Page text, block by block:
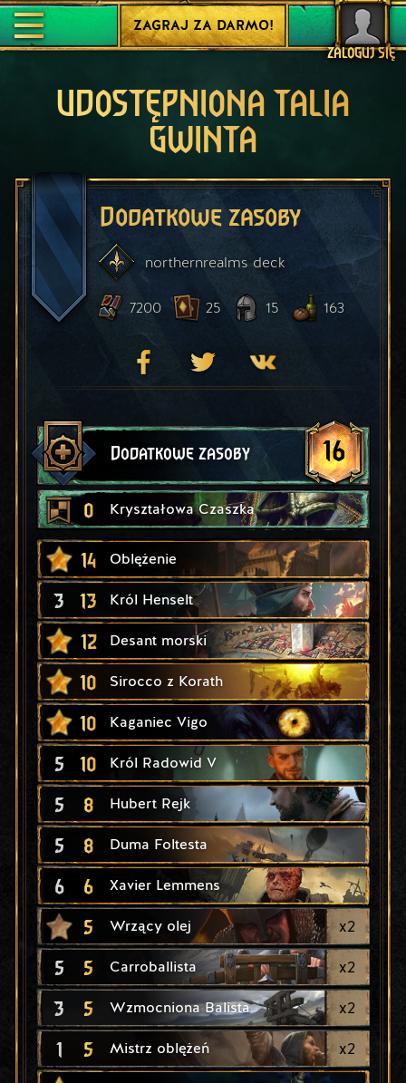
ZALOGUJ SIĘ
ZAGRAJ ZA DARMO!
UDOSTĘPNIONA TALIA
GWINTA
Dodatkowe zasoby
northernrealmsdeck
7200 25 15 163
Dodatkowe zasoby 16
0 Kryształowa Czaszka
14 Oblężenie
3 13 Król Henselt
12 Desant morski
10 Sirocco z Korath
10 Kaganiec Vigo
5 10 Król Radowid V
5 8 Hubert Rejk
5 8 Duma Foltesta
6 6 Xavier Lemmens
5 Wrzący olej x2
5 5 Carroballista x2
3 5 Wzmocniona Balista x2
1 5 Mistrz oblężeń x2